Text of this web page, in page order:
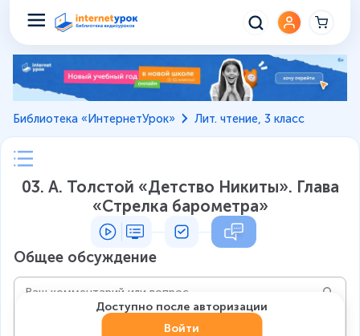
Библиотека «ИнтернетУрок» Лит. чтение, 3 класс
03. А. Толстой «Детство Никиты». Глава
«Стрелка барометра»
Общее обсуждение
Доступно после авторизации
Войти